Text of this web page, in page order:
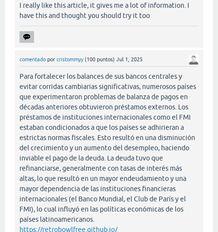
I really like this article, it gives me a lot of information. I
have this and thought you should try it too
comentado por cristommyy (100 puntos) Jul 1, 2025
Para fortalecer los balances de sus bancos centrales y
evitar corridas cambiarias significativas, numerosos países
que experimentaron problemas de balanza de pagos en
décadas anteriores obtuvieron préstamos externos. Los
préstamos de instituciones internacionales como el FMI
estaban condicionados a que los países se adhirieran a
estrictas normas fiscales. Esto resultó en una disminución
del crecimiento y un aumento del desempleo, haciendo
inviable el pago de la deuda. La deuda tuvo que
refinanciarse, generalmente con tasas de interés más
altas, lo que resultó en un mayor endeudamiento y una
mayor dependencia de las instituciones financieras
internacionales (el Banco Mundial, el Club de París y el
FMI), lo cual influyó en las políticas económicas de los
países latinoamericanos.
https://retrobowlfree.github.io/